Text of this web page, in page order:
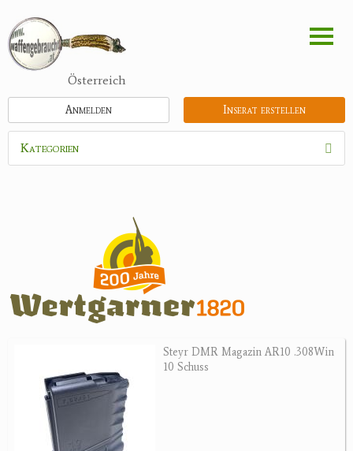
zum
Inhalt
Österreich
Inserat erstellen
Anmelden
Kategorien
Schrotmunition
Büchsenpatronen
Faustfeuerwaffen
Randfeuerwaffen
Optik
Bogensport
Steyr DMR Magazin AR10 .308Win
10 Schuss